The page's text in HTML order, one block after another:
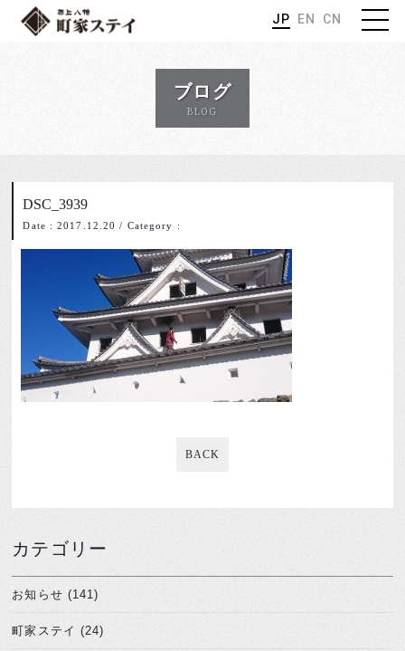
JP EN CN
ブログ
BLOG
DSC_3939
Date : 2017.12.20 / Category :
BACK
カテゴリー
お知らせ (141)
町家ステイ (24)